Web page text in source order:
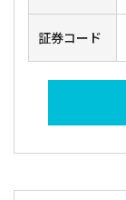
証券コード